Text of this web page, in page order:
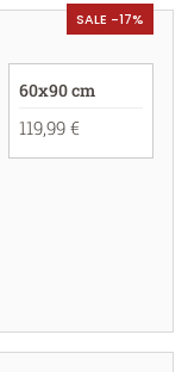
SALE -17%
60x90 cm
119,99 €